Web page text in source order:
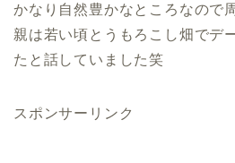
かなり自然豊かなところなので
親は若い頃とうもろこし畑でデ
たと話していました笑
スポンサーリンク